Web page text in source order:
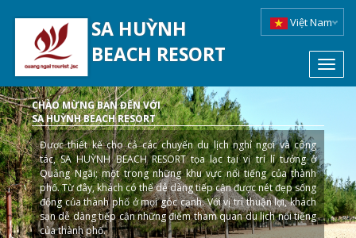
SA HUỲNH
BEACH RESORT
Việt Nam
CHÀO MỪNG BẠN ĐẾN VỚI
SA HUỲNH BEACH RESORT
Được thiết kế cho cả các chuyến du lịch nghỉ ngơi và công
tác, SA HUỲNH BEACH RESORT tọa lạc tại vị trí lí tưởng ở
Quảng Ngãi; một trong những khu vực nổi tiếng của thành
phố. Từ đây, khách có thể dễ dàng tiếp cận được nét đẹp sống
động của thành phố ở mọi góc cạnh. Với vị trí thuận lợi, khách
sạn dễ dàng tiếp cận những điểm tham quan du lịch nổi tiếng
của thành phố.